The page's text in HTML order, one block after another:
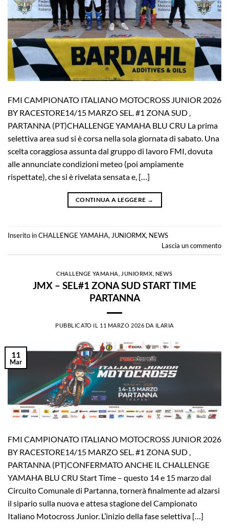
FMI CAMPIONATO ITALIANO MOTOCROSS JUNIOR 2026
BY RACESTORE14/15 MARZO SEL. #1 ZONA SUD ,
PARTANNA (PT)CHALLENGE YAMAHA BLU CRU La prima
selettiva area sud si è corsa nella sola giornata di sabato. Una
scelta coraggiosa assunta dal gruppo di lavoro FMI, dovuta
alle annunciate condizioni meteo (poi ampiamente
rispettate), che si è rivelata sensata e, […]
CONTINUA A LEGGERE →
Inserito inCHALLENGE YAMAHA, JUNIORMX, NEWS
Lascia un commento
CHALLENGE YAMAHA JUNIORMX NEWS
JMX – SEL#1 ZONA SUD START TIME
PARTANNA
PUBBLICATO IL 11 MARZO 2026 DA ILARIA
11
Mar
FMI CAMPIONATO ITALIANO MOTOCROSS JUNIOR 2026
BY RACESTORE14/15 MARZO SEL. #1 ZONA SUD ,
PARTANNA (PT)CONFERMATO ANCHE IL CHALLENGE
YAMAHA BLU CRU Start Time – questo 14 e 15 marzo dal
Circuito Comunale di Partanna, tornerà finalmente ad alzarsi
il sipario sulla nuova e attesa stagione del Campionato
Italiano Motocross Junior. L’inizio della fase selettiva […]